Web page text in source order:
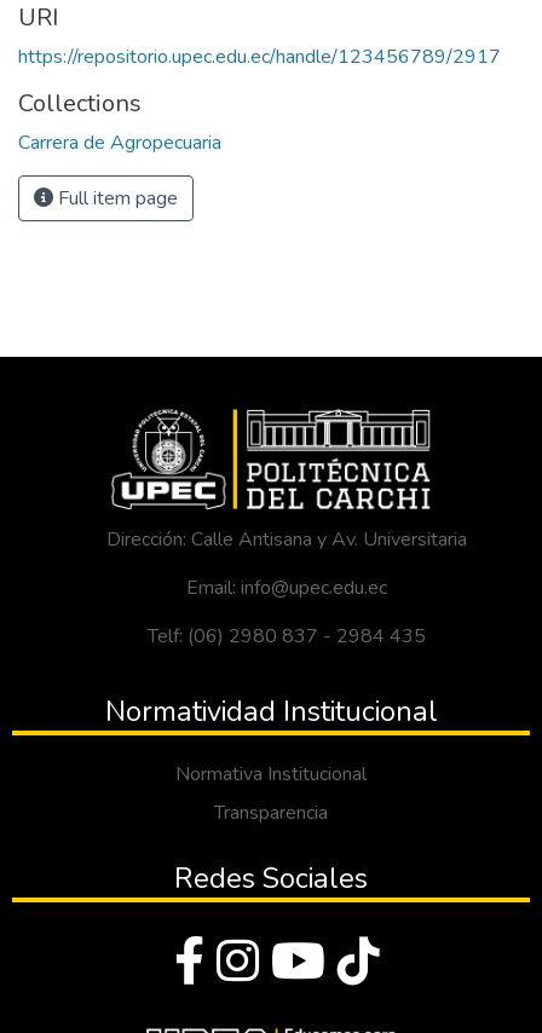
URI
https://repositorio.upec.edu.ec/handle/123456789/2917
Collections
Carrera de Agropecuaria
Full item page
Dirección: Calle Antisana y Av. Universitaria
Email: info@upec.edu.ec
Telf: (06) 2980 837 - 2984 435
Normatividad Institucional
Normativa Institucional
Transparencia
Redes Sociales